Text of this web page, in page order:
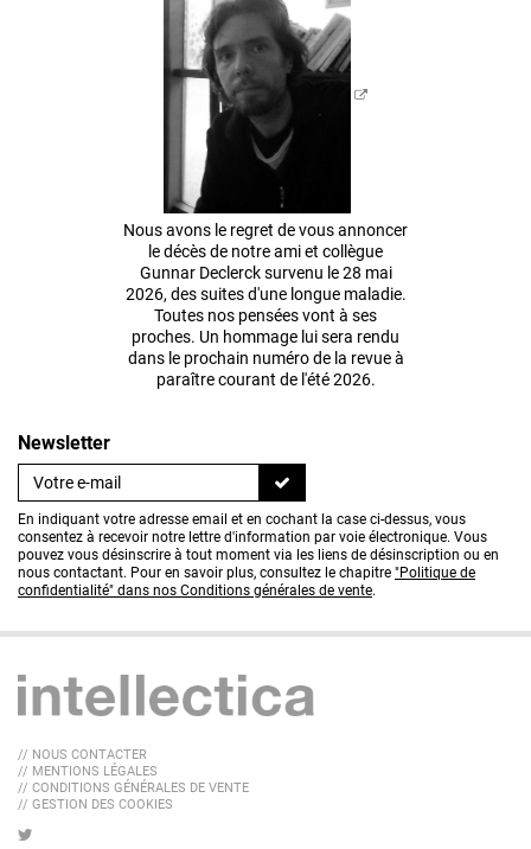
Nous avons le regret de vous annoncer
le décès de notre ami et collègue
Gunnar Declerck survenu le 28 mai
2026, des suites d'une longue maladie.
Toutes nos pensées vont à ses
proches. Un hommage lui sera rendu
dans le prochain numéro de la revue à
paraître courant de l'été 2026.
Newsletter
En indiquant votre adresse email et en cochant la case ci-dessus, vous
consentez à recevoir notre lettre d'information par voie électronique. Vous
pouvez vous désinscrire à tout moment via les liens de désinscription ou en
nous contactant. Pour en savoir plus, consultez le chapitre "Politique de
confidentialité" dans nos Conditions générales de vente.
// NOUS CONTACTER
// MENTIONS LÉGALES
// CONDITIONS GÉNÉRALES DE VENTE
// GESTION DES COOKIES